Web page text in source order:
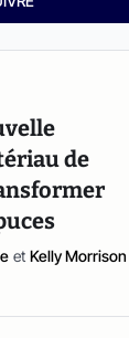
de
et Kelly Morrison